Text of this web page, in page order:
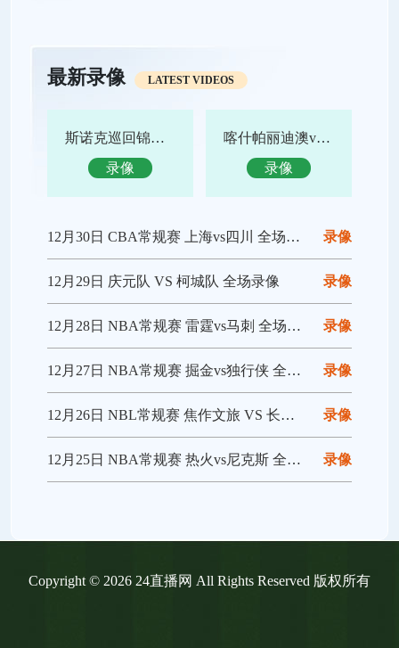
最新录像 LATEST VIDEOS
斯诺克巡回锦标赛决赛 特鲁姆普vs赵心童 全场录像回放
录像
喀什帕丽迪澳vs吴川青年 全场录像回放
录像
录像
12月30日 CBA常规赛 上海vs四川 全场录像回放
录像
12月29日 庆元队 VS 柯城队 全场录像
录像
12月28日 NBA常规赛 雷霆vs马刺 全场录像回放
录像
12月27日 NBA常规赛 掘金vs独行侠 全场录像回放
录像
12月26日 NBL常规赛 焦作文旅 VS 长沙勇胜 全场录像
录像
12月25日 NBA常规赛 热火vs尼克斯 全场录像回放
Copyright © 2026 24直播网 All Rights Reserved 版权所有